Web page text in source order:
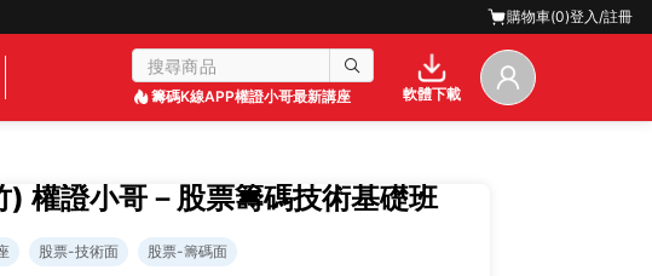
購物車(0)登入/註冊
籌碼K線APP權證小哥最新講座 軟體下載
) 權證小哥－股票籌碼技術基礎班
股票-技術面 股票-籌碼面